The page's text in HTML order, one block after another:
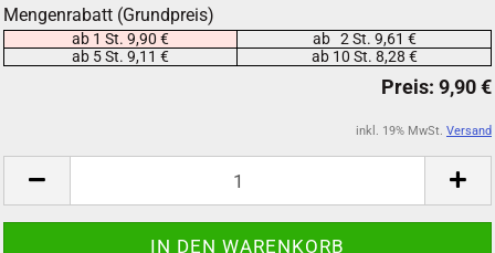
Mengenrabatt (Grundpreis)
ab 1 St. 9,90 €
ab 2 St. 9,61 €
ab 5 St. 9,11 €
ab 10 St. 8,28 €
inkl. 19% MwSt. Versand